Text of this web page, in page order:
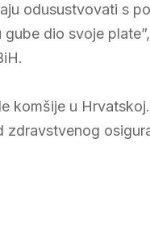
odusustvovati s
dio svoje
komšije u